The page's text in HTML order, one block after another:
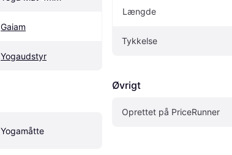
Gaiam
Yogaudstyr
Yogamåtte
Længde
Tykkelse
Øvrigt
Oprettet på PriceRunner